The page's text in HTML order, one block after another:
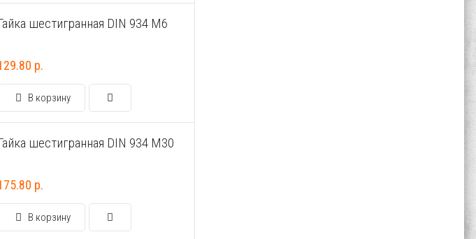
шестигранная DIN 934 М6
р.
В корзину
шестигранная DIN 934 М30
р.
В корзину